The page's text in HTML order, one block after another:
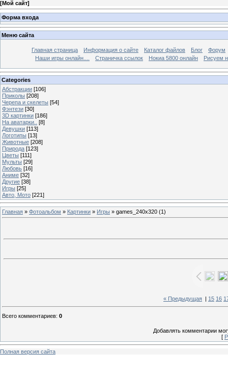
[Мой сайт]
Форма входа
Меню сайта
Главная страница Информация о сайте Каталог файлов Блог
Форум
Наши игры онлайн....
Страничка ссылок Нокиа 5800 онлайн Рисуем
Categories
Абстракции [106]
Приколы [208]
Черепа и скелеты [54]
Фэнтези [30]
3D картинки [186]
На аватарки..
[8]
Девушки [113]
Логотипы [13]
Животные [208]
Природа [123]
Цветы [111]
Мульты [29]
Любовь [16]
Аниме [32]
Другие [38]
Игры [25]
Авто, Мото [221]
Главная » Фотоальбом » Картинки » Игры » games_240x320 (1)
« Предыдущая 15 16
Всего комментариев: 0
Добавлять комментарии
[
Полная версия сайта